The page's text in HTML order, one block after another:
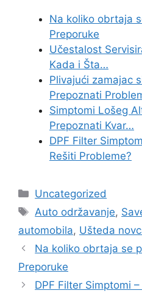
Na koliko obrtaja
Preporuke
Učestalost
Kada i Šta…
Plivajući zamajac
Prepoznati
Simptomi Lošeg
Prepoznati Kvar…
DPF Filter
Rešiti Probleme?
Categories
Uncategorized
Tags
Auto održavanje,
automobila, Ušteda
Na koliko obrtaja se
Preporuke
DPF Filter Simptomi